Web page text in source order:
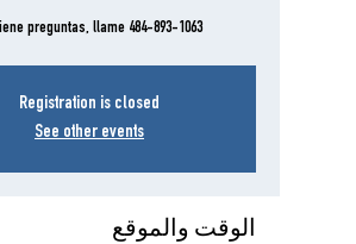
preguntas, llame 484-893-1063.
Registration is closed
See other events
الوقت والموقع